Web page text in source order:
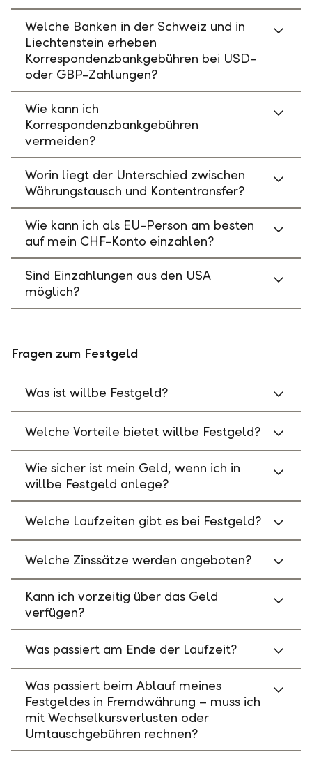
Welche Banken in der Schweiz und in
Liechtenstein erheben
Korrespondenzbankgebühren bei USD-
oder GBP-Zahlungen?
Wie kann ich
Korrespondenzbankgebühren
vermeiden?
Worin liegt der Unterschied zwischen
Währungstausch und Kontentransfer?
Wie kann ich als EU-Person am besten
auf mein CHF-Konto einzahlen?
Sind Einzahlungen aus den USA
möglich?
Fragen zum Festgeld
Was ist willbe Festgeld?
Welche Vorteile bietet willbe Festgeld?
Wie sicher ist mein Geld, wenn ich in
willbe Festgeld anlege?
Welche Laufzeiten gibt es bei Festgeld?
Welche Zinssätze werden angeboten?
Kann ich vorzeitig über das Geld
verfügen?
Was passiert am Ende der Laufzeit?
Was passiert beim Ablauf meines
Festgeldes in Fremdwährung – muss ich
mit Wechselkursverlusten oder
Umtauschgebühren rechnen?